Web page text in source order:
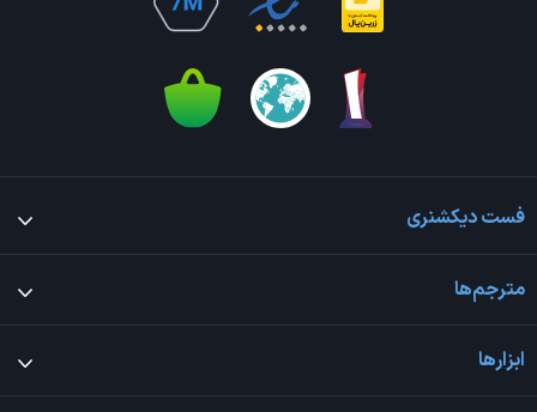
فست دیکشنری
مترجم‌ها
ابزارها